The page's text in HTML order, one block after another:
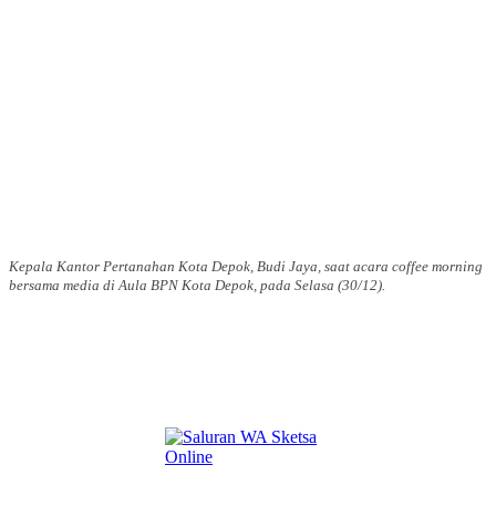
Kepala Kantor Pertanahan Kota Depok, Budi Jaya, saat acara coffee morning
bersama media di Aula BPN Kota Depok, pada Selasa (30/12).